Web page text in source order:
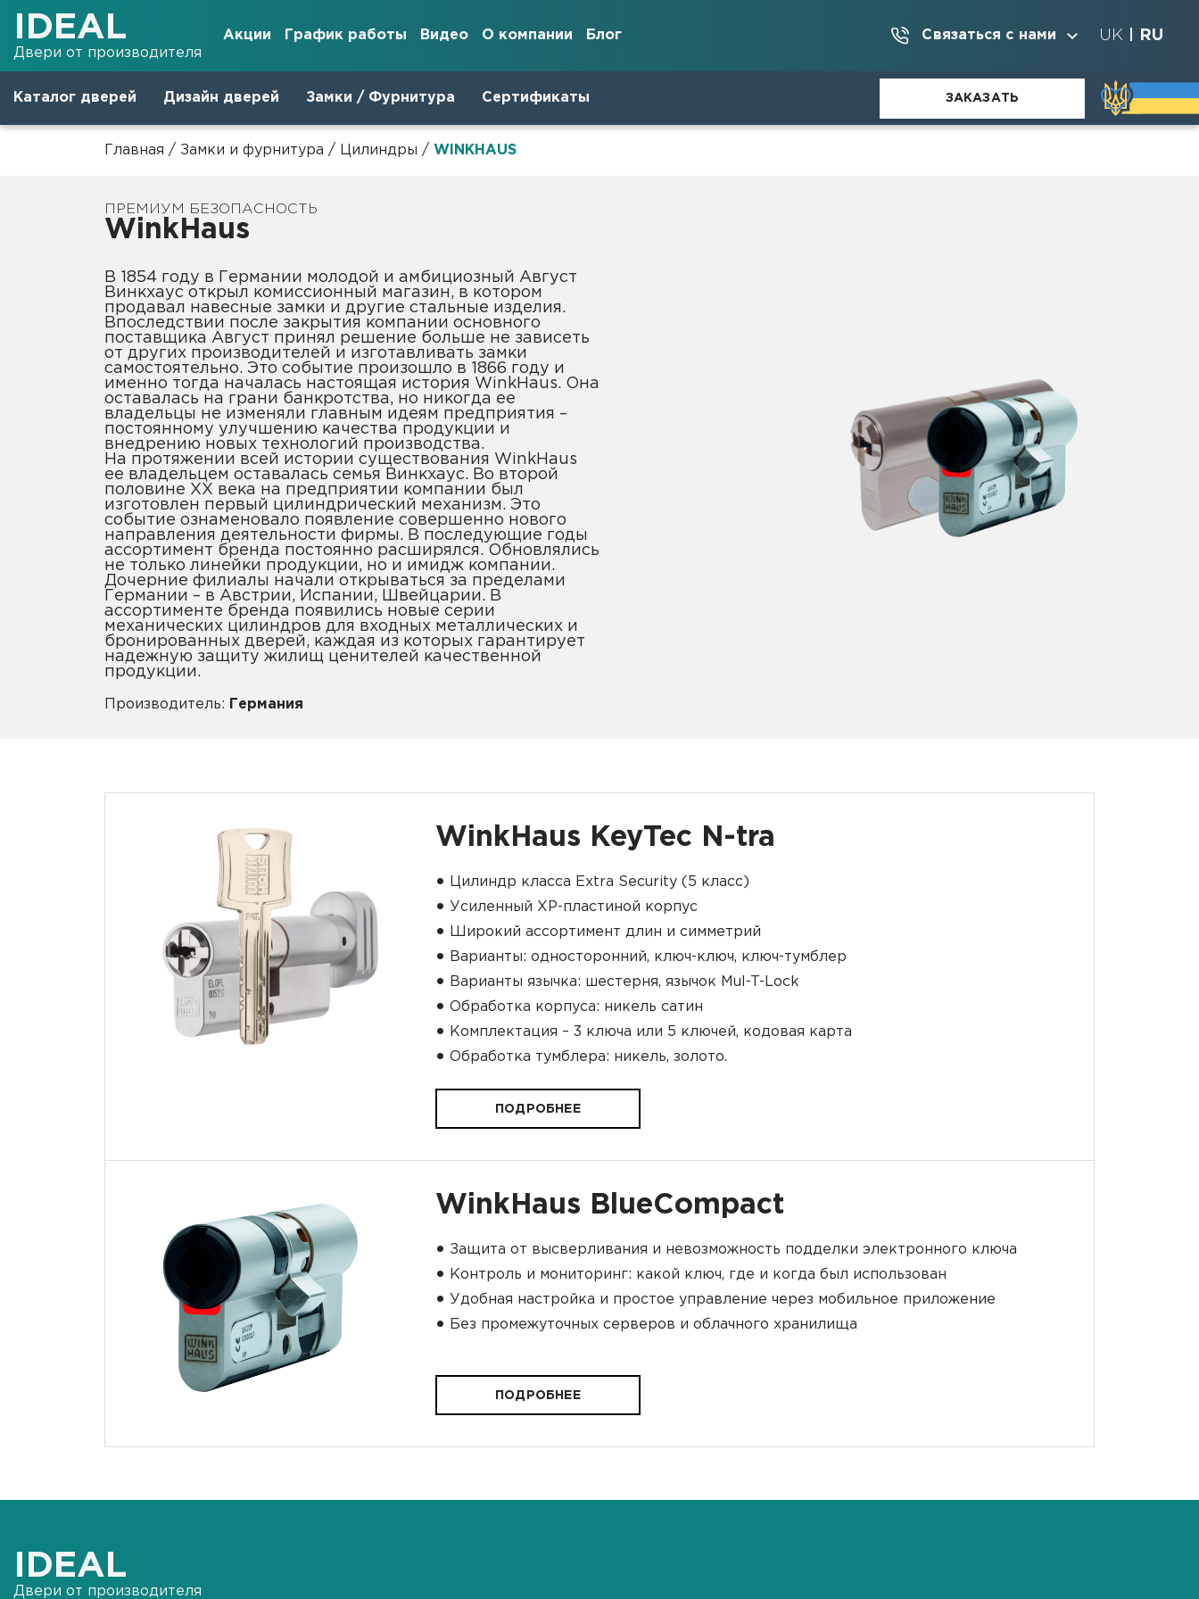
IDEAL
Двери от производителя
Акции График работы Видео О компании Блог Связаться с нами UK RU
Каталог дверей Дизайн дверей Замки / Фурнитура Сертификаты ЗАКАЗАТЬ
Главная / Замки и фурнитура / Цилиндры / WINKHAUS
ПРЕМИУМ БЕЗОПАСНОСТЬ
WinkHaus
В 1854 году в Германии молодой и амбициозный Август
Винкхаус открыл комиссионный магазин, в котором
продавал навесные замки и другие стальные изделия.
Впоследствии после закрытия компании основного
поставщика Август принял решение больше не зависеть
от других производителей и изготавливать замки
самостоятельно. Это событие произошло в 1866 году и
именно тогда началась настоящая история WinkHaus. Она
оставалась на грани банкротства, но никогда ее
владельцы не изменяли главным идеям предприятия –
постоянному улучшению качества продукции и
внедрению новых технологий производства.
На протяжении всей истории существования WinkHaus
ее владельцем оставалась семья Винкхаус. Во второй
половине XX века на предприятии компании был
изготовлен первый цилиндрический механизм. Это
событие ознаменовало появление совершенно нового
направления деятельности фирмы. В последующие годы
ассортимент бренда постоянно расширялся. Обновлялись
не только линейки продукции, но и имидж компании.
Дочерние филиалы начали открываться за пределами
Германии – в Австрии, Испании, Швейцарии. В
ассортименте бренда появились новые серии
механических цилиндров для входных металлических и
бронированных дверей, каждая из которых гарантирует
надежную защиту жилищ ценителей качественной
продукции.
Производитель: Германия
WinkHaus KeyTec N-tra
• Цилиндр класса Extra Security (5 класс)
• Усиленный ХР-пластиной корпус
• Широкий ассортимент длин и симметрий
• Варианты: односторонний, ключ-ключ, ключ-тумблер
• Варианты язычка: шестерня, язычок Mul-T-Lock
• Обработка корпуса: никель сатин
• Комплектация – 3 ключа или 5 ключей, кодовая карта
• Обработка тумблера: никель, золото.
ПОДРОБНЕЕ
WinkHaus BlueCompact
• Защита от высверливания и невозможность подделки электронного ключа
• Контроль и мониторинг: какой ключ, где и когда был использован
• Удобная настройка и простое управление через мобильное приложение
• Без промежуточных серверов и облачного хранилища
ПОДРОБНЕЕ
IDEAL
Двери от производителя